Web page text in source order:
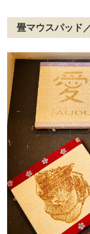
畳マウスパッド